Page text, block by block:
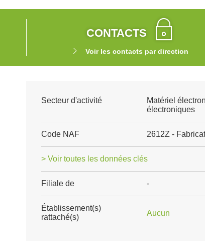
CONTACTS
Voir les contacts par direction
Secteur d'activité
Matériel
électroniques
Code NAF 2612Z -
> Voir toutes les données clés
Filiale de -
Établissement(s)
rattaché(s)
Aucun